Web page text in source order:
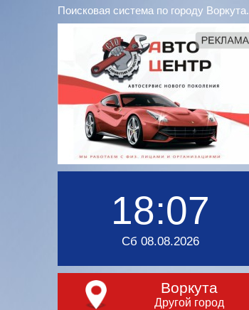
Поисковая система по городу Воркута.
18:07
Сб 08.08.2026
Воркута
Другой город